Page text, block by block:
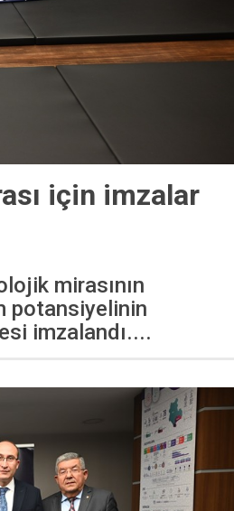
için imzalar
mirasının
potansiyelinin
imzalandı....